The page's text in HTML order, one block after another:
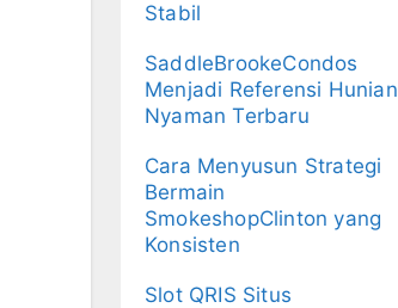
Stabil
SaddleBrookeCondos
Menjadi Referensi Hunian
Nyaman Terbaru
Cara Menyusun Strategi
Bermain
SmokeshopClinton yang
Konsisten
Slot QRIS Situs